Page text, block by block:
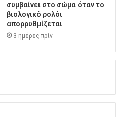
συμβαίνει στο σώμα όταν το
βιολογικό ρολόι
απορρυθμίζεται
3 ημέρες πρίν